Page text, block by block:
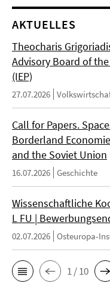
AKTUELLES
Theocharis
Advisory Board of
(IEP)
27.07.2026
Call for Papers.
Borderland
and the Soviet Union
16.07.2026 Geschichte
Wissenschaftliche
L FU |
02.07.2026 Osteuropa-
1 / 10